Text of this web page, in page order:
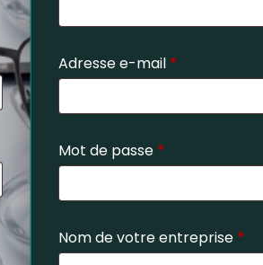
Adresse e-mail *
Mot de passe *
Nom de votre entreprise *